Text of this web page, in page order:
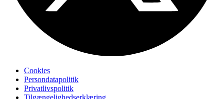
Cookies
Persondatapolitik
Privatlivspolitik
Tilgængelighedserklæring